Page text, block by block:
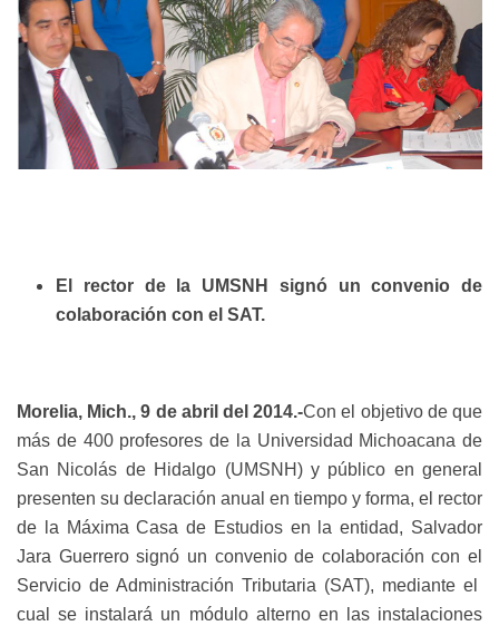
El rector de la UMSNH signó un convenio de
colaboración con el SAT.
Morelia, Mich., 9 de abril del 2014.-Con el objetivo de que
más de 400 profesores de la Universidad Michoacana de
San Nicolás de Hidalgo (UMSNH) y público en general
presenten su declaración anual en tiempo y forma, el rector
de la Máxima Casa de Estudios en la entidad, Salvador
Jara Guerrero signó un convenio de colaboración con el
Servicio de Administración Tributaria (SAT), mediante el
cual se instalará un módulo alterno en las instalaciones